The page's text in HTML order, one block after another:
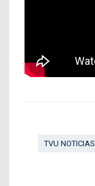
TVU NOTICIAS